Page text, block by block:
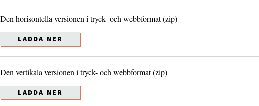
Den horisontella versionen i tryck- och webbformat (zip)
LADDA NER
Den vertikala versionen i tryck- och webbformat (zip)
LADDA NER